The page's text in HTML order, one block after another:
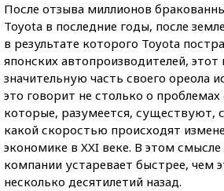
После отзыва миллионов
Toyota в последние годы, после
в результате которого Toyota
японских автопроизводителей,
значительную часть своего ореола
это говорит не столько о
которые, разумеется, существуют,
какой скоростью происходят
экономике в XXI веке. В этом
компании устаревает быстрее, чем
несколько десятилетий назад.